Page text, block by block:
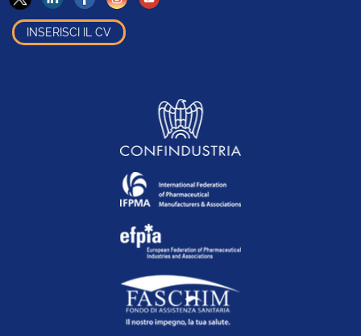
INSERISCI IL CV